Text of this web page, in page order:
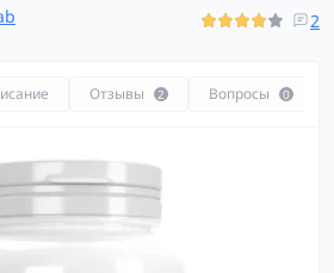
2
Отзывы 2 Вопросы 0